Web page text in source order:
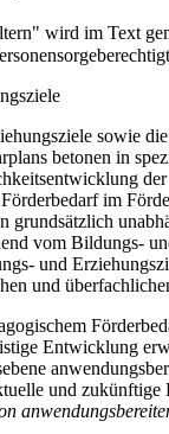
wird im Text
sowie
betonen in
im
grundsätzlich
vom Bildungs-
und
und
Entwicklung
und zukünftige